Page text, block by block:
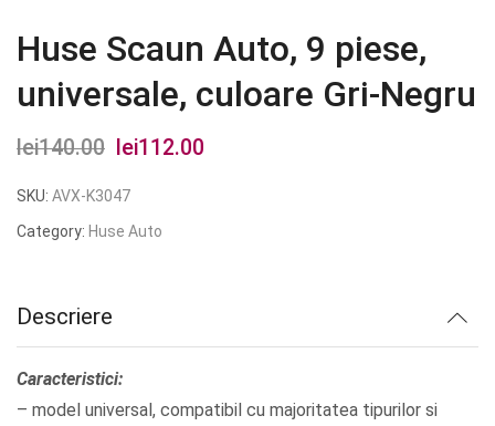
Huse Scaun Auto, 9 piese,
universale, culoare Gri-Negru
lei140.00
Prețul
inițial
a
lei112.00
SKU: AVX-K3047
Category: Huse Auto
Descriere
Caracteristici:
– model universal, compatibil cu majoritatea tipurilor si